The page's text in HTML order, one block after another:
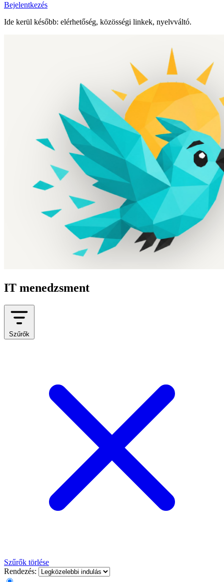
Bejelentkezés
Ide kerül később: elérhetőség, közösségi linkek, nyelvváltó.
IT menedzsment
Szűrők
Szűrők törlése
Rendezés: